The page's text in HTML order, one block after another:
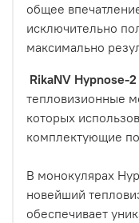
общее
исключительно
максимально
RikaNV Hypnose-
тепловизионные
которых
комплектующие
В монокулярах
новейший
обеспечивает